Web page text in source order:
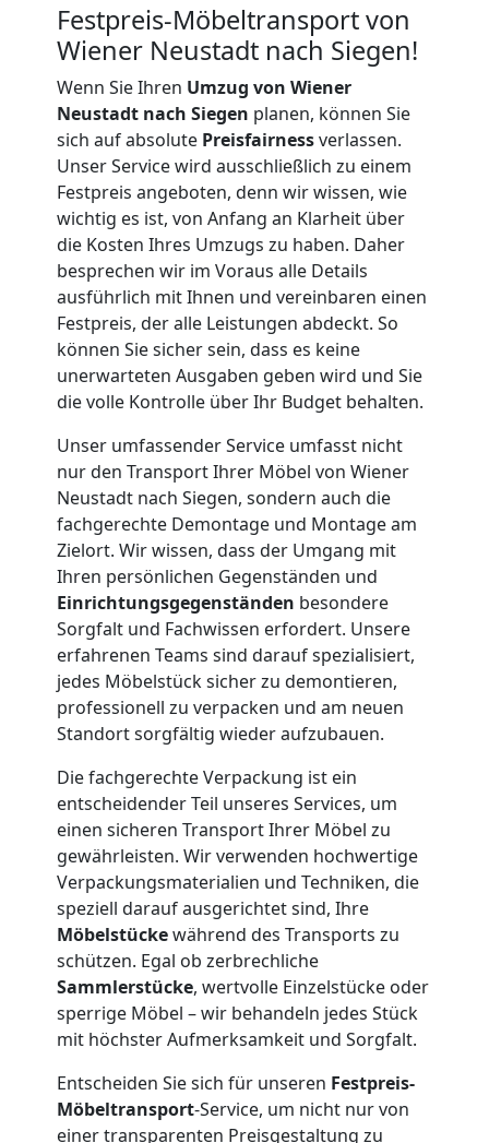
Festpreis-Möbeltransport von
Wiener Neustadt nach Siegen!
Wenn Sie Ihren Umzug von Wiener
Neustadt nach Siegen planen, können Sie
sich auf absolute Preisfairnessverlassen.
Unser Service wird ausschließlich zu einem
Festpreis angeboten, denn wir wissen, wie
wichtig es ist, von Anfang an Klarheit über
die Kosten Ihres Umzugs zu haben. Daher
besprechen wir im Voraus alle Details
ausführlich mit Ihnen und vereinbaren einen
Festpreis, der alle Leistungen abdeckt. So
können Sie sicher sein, dass es keine
unerwarteten Ausgaben geben wird und Sie
die volle Kontrolle über Ihr Budget behalten.
Unser umfassender Service umfasst nicht
nur den Transport Ihrer Möbel von Wiener
Neustadt nach Siegen, sondern auch die
fachgerechte Demontage und Montage am
Zielort. Wir wissen, dass der Umgang mit
Ihren persönlichen Gegenständen und
Einrichtungsgegenständen besondere
Sorgfalt und Fachwissen erfordert. Unsere
erfahrenen Teams sind darauf spezialisiert,
jedes Möbelstück sicher zu demontieren,
professionell zu verpacken und am neuen
Standort sorgfältig wieder aufzubauen.
Die fachgerechte Verpackung ist ein
entscheidender Teil unseres Services, um
einen sicheren Transport Ihrer Möbel zu
gewährleisten. Wir verwenden hochwertige
Verpackungsmaterialien und Techniken, die
speziell darauf ausgerichtet sind, Ihre
Möbelstückewährend des Transports zu
schützen. Egal ob zerbrechliche
Sammlerstücke, wertvolle Einzelstücke oder
sperrige Möbel – wir behandeln jedes Stück
mit höchster Aufmerksamkeit und Sorgfalt.
Entscheiden Sie sich für unseren Festpreis-
Möbeltransport-Service, um nicht nur von
einer transparenten Preisgestaltung zu
Wiener
Neustadt
Umzug
für
Senioren
Wiener
Neustadt
Fernumzug
Wiener
Neustadt
Firmenumzug
Wiener
Neustadt
Büroumzug
Wiener
Neustadt